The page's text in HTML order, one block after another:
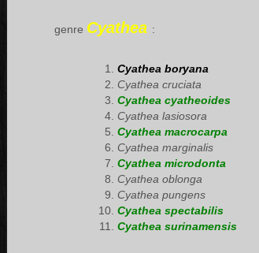
genre Cyathea :
Cyathea boryana
Cyathea cruciata
Cyathea cyatheoides
Cyathea lasiosora
Cyathea macrocarpa
Cyathea marginalis
Cyathea microdonta
Cyathea oblonga
Cyathea pungens
Cyathea spectabilis
Cyathea surinamensis